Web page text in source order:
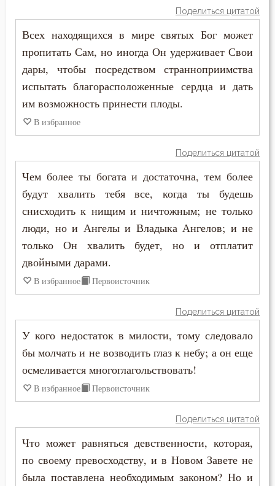
Красота
Крест
Крестное знамение
Крещение
Кротость
Лень
Лесть
Ложь
Любовь
Любовь к Богу
Месть
Милостыня
Феодор Эдесский
Феодорит Кирский
Феолипт Филадельфийский
Феофан Затворник
Феофилакт Болгарский
Филофей Синайский
Поделиться цитатой
Всех находящихся в мире святых Бог может
пропитать Сам, но иногда Он удерживает Свои
дары, чтобы посредством странноприимства
испытать благорасположенные сердца и дать
им возможность принести плоды.
В избранное
Поделиться цитатой
Чем более ты богата и достаточна, тем более
будут хвалить тебя все, когда ты будешь
снисходить к нищим и ничтожным; не только
люди, но и Ангелы и Владыка Ангелов; и не
только Он хвалить будет, но и отплатит
двойными дарами.
В избранное Первоисточник
Поделиться цитатой
У кого недостаток в милости, тому следовало
бы молчать и не возводить глаз к небу; а он еще
осмеливается многоглагольствовать!
В избранное Первоисточник
Поделиться цитатой
Что может равняться девственности, которая,
по своему превосходству, и в Новом Завете не
была поставлена необходимым законом? Но и